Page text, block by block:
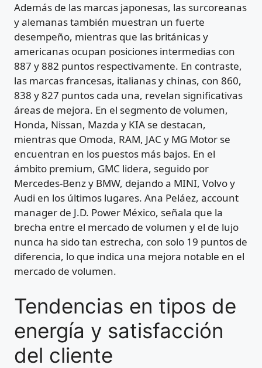
Además de las marcas japonesas, las surcoreanas
y alemanas también muestran un fuerte
desempeño, mientras que las británicas y
americanas ocupan posiciones intermedias con
887 y 882 puntos respectivamente. En contraste,
las marcas francesas, italianas y chinas, con 860,
838 y 827 puntos cada una, revelan significativas
áreas de mejora. En el segmento de volumen,
Honda, Nissan, Mazda y KIA se destacan,
mientras que Omoda, RAM, JAC y MG Motor se
encuentran en los puestos más bajos. En el
ámbito premium, GMC lidera, seguido por
Mercedes-Benz y BMW, dejando a MINI, Volvo y
Audi en los últimos lugares. Ana Peláez, account
manager de J.D. Power México, señala que la
brecha entre el mercado de volumen y el de lujo
nunca ha sido tan estrecha, con solo 19 puntos de
diferencia, lo que indica una mejora notable en el
mercado de volumen.
Tendencias en tipos de
energía y satisfacción
del cliente